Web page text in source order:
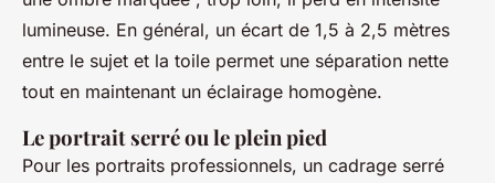
lumineuse. En général, un écart de 1,5 à 2,5 mètres
entre le sujet et la toile permet une séparation nette
tout en maintenant un éclairage homogène.
Le portrait serré ou le plein pied
Pour les portraits professionnels, un cadrage serré